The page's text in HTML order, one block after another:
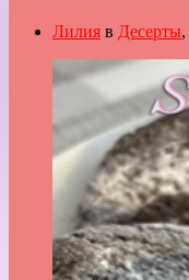
Лилия в Десерты,